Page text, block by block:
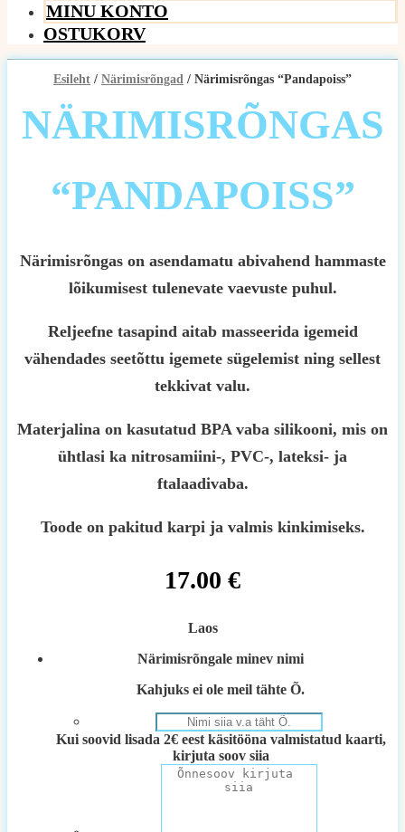
MINU KONTO
OSTUKORV
Esileht / Närimisrõngad / Närimisrõngas “Pandapoiss”
NÄRIMISRÕNGAS
“PANDAPOISS”
Närimisrõngas on asendamatu abivahend hammaste
lõikumisest tulenevate vaevuste puhul.
Reljeefne tasapind aitab masseerida igemeid
vähendades seetõttu igemete sügelemist ning sellest
tekkivat valu.
Materjalina on kasutatud BPA vaba silikooni, mis on
ühtlasi ka nitrosamiini-, PVC-, lateksi- ja
ftalaadivaba.
Toode on pakitud karpi ja valmis kinkimiseks.
17.00 €
Laos
Närimisrõngale minev nimi
Kahjuks ei ole meil tähte Õ.
Kui soovid lisada 2€ eest käsitööna valmistatud kaarti,
kirjuta soov siia